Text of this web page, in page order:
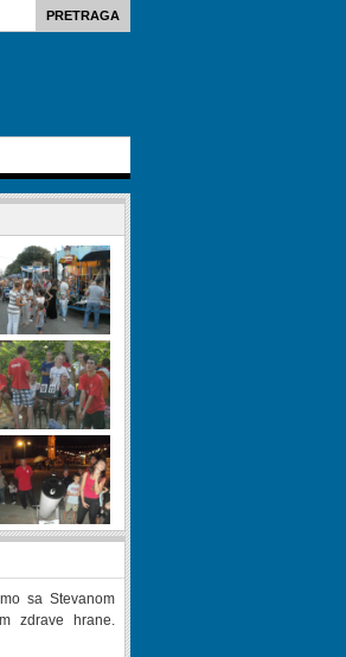
sa Stevanom
zdrave hrane.